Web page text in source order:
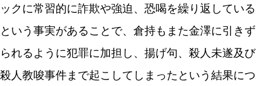
ックに常習的に詐欺や強迫、恐喝を繰り返している
という事実があることで、倉持もまた金澤に引きず
られるように犯罪に加担し、揚げ句、殺人未遂及び
殺人教唆事件まで起こしてしまったという結果につ